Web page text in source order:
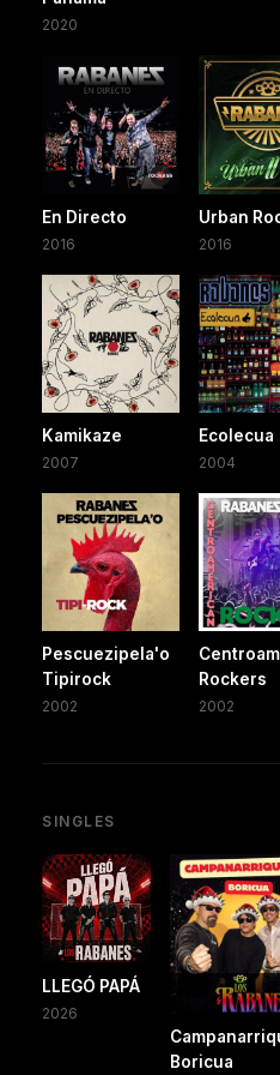
2020
En Directo
2016
Urban
2016
Kamikaze
2007
Ecolecua
2004
Pescuezipela'o
Tipirock
2002
Rockers
2002
SINGLES
LLEGÓ PAPÁ
2026
Boricua